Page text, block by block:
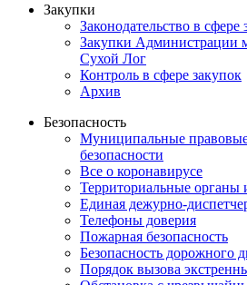
Закупки
Законодательство в сфере
Закупки Администрации
Сухой Лог
Контроль в сфере закупок
Архив
Безопасность
Муниципальные
безопасности
Все о коронавирусе
Территориальные органы
Единая дежурно-
Телефоны доверия
Пожарная безопасность
Безопасность дорожного
Порядок вызова